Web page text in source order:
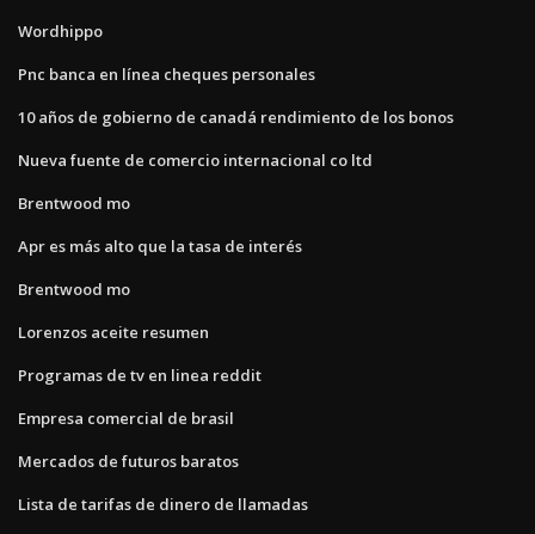
Wordhippo
Pnc banca en línea cheques personales
10 años de gobierno de canadá rendimiento de los bonos
Nueva fuente de comercio internacional co ltd
Brentwood mo
Apr es más alto que la tasa de interés
Brentwood mo
Lorenzos aceite resumen
Programas de tv en linea reddit
Empresa comercial de brasil
Mercados de futuros baratos
Lista de tarifas de dinero de llamadas